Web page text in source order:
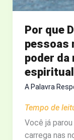
Por que
pessoas
poder da
A Palavra
Tempo de
Você já parou
carrega nas